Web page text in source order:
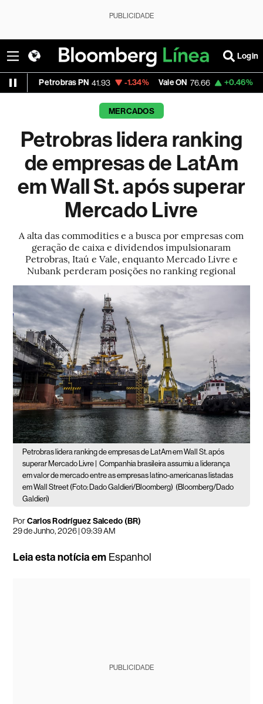
PUBLICIDADE
Login
41.93 -1.34% Vale ON 76.66 +0.46% Itaú PN 42.38
MERCADOS
Petrobras lidera ranking
de empresas de LatAm
em Wall St. após superar
Mercado Livre
A alta das commodities e a busca por empresas com
geração de caixa e dividendos impulsionaram
Petrobras, Itaú e Vale, enquanto Mercado Livre e
Nubank perderam posições no ranking regional
Petrobras lidera ranking de empresas de LatAm em Wall St. após
superar Mercado Livre |
Companhia brasileira assumiu a liderança
em valor de mercado entre as empresas latino-americanas listadas
em Wall Street (Foto: Dado Galdieri/Bloomberg) (Bloomberg/Dado
Galdieri)
PorCarlos Rodríguez Salcedo (BR)
29 de Junho, 2026 | 09:39 AM
Leia esta notícia em Espanhol
PUBLICIDADE